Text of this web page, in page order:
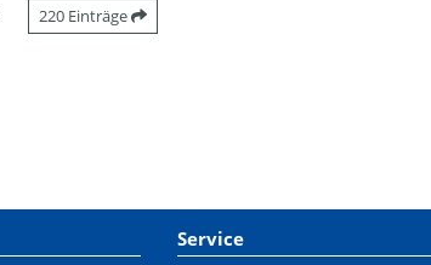
220 Einträge
Service